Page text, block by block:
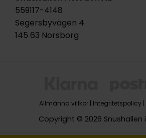
559117-4148
Segersbyvägen 4
145 63 Norsborg
Allmänna villkor Integritetspolicy
Copyright © 2026 Snushallen